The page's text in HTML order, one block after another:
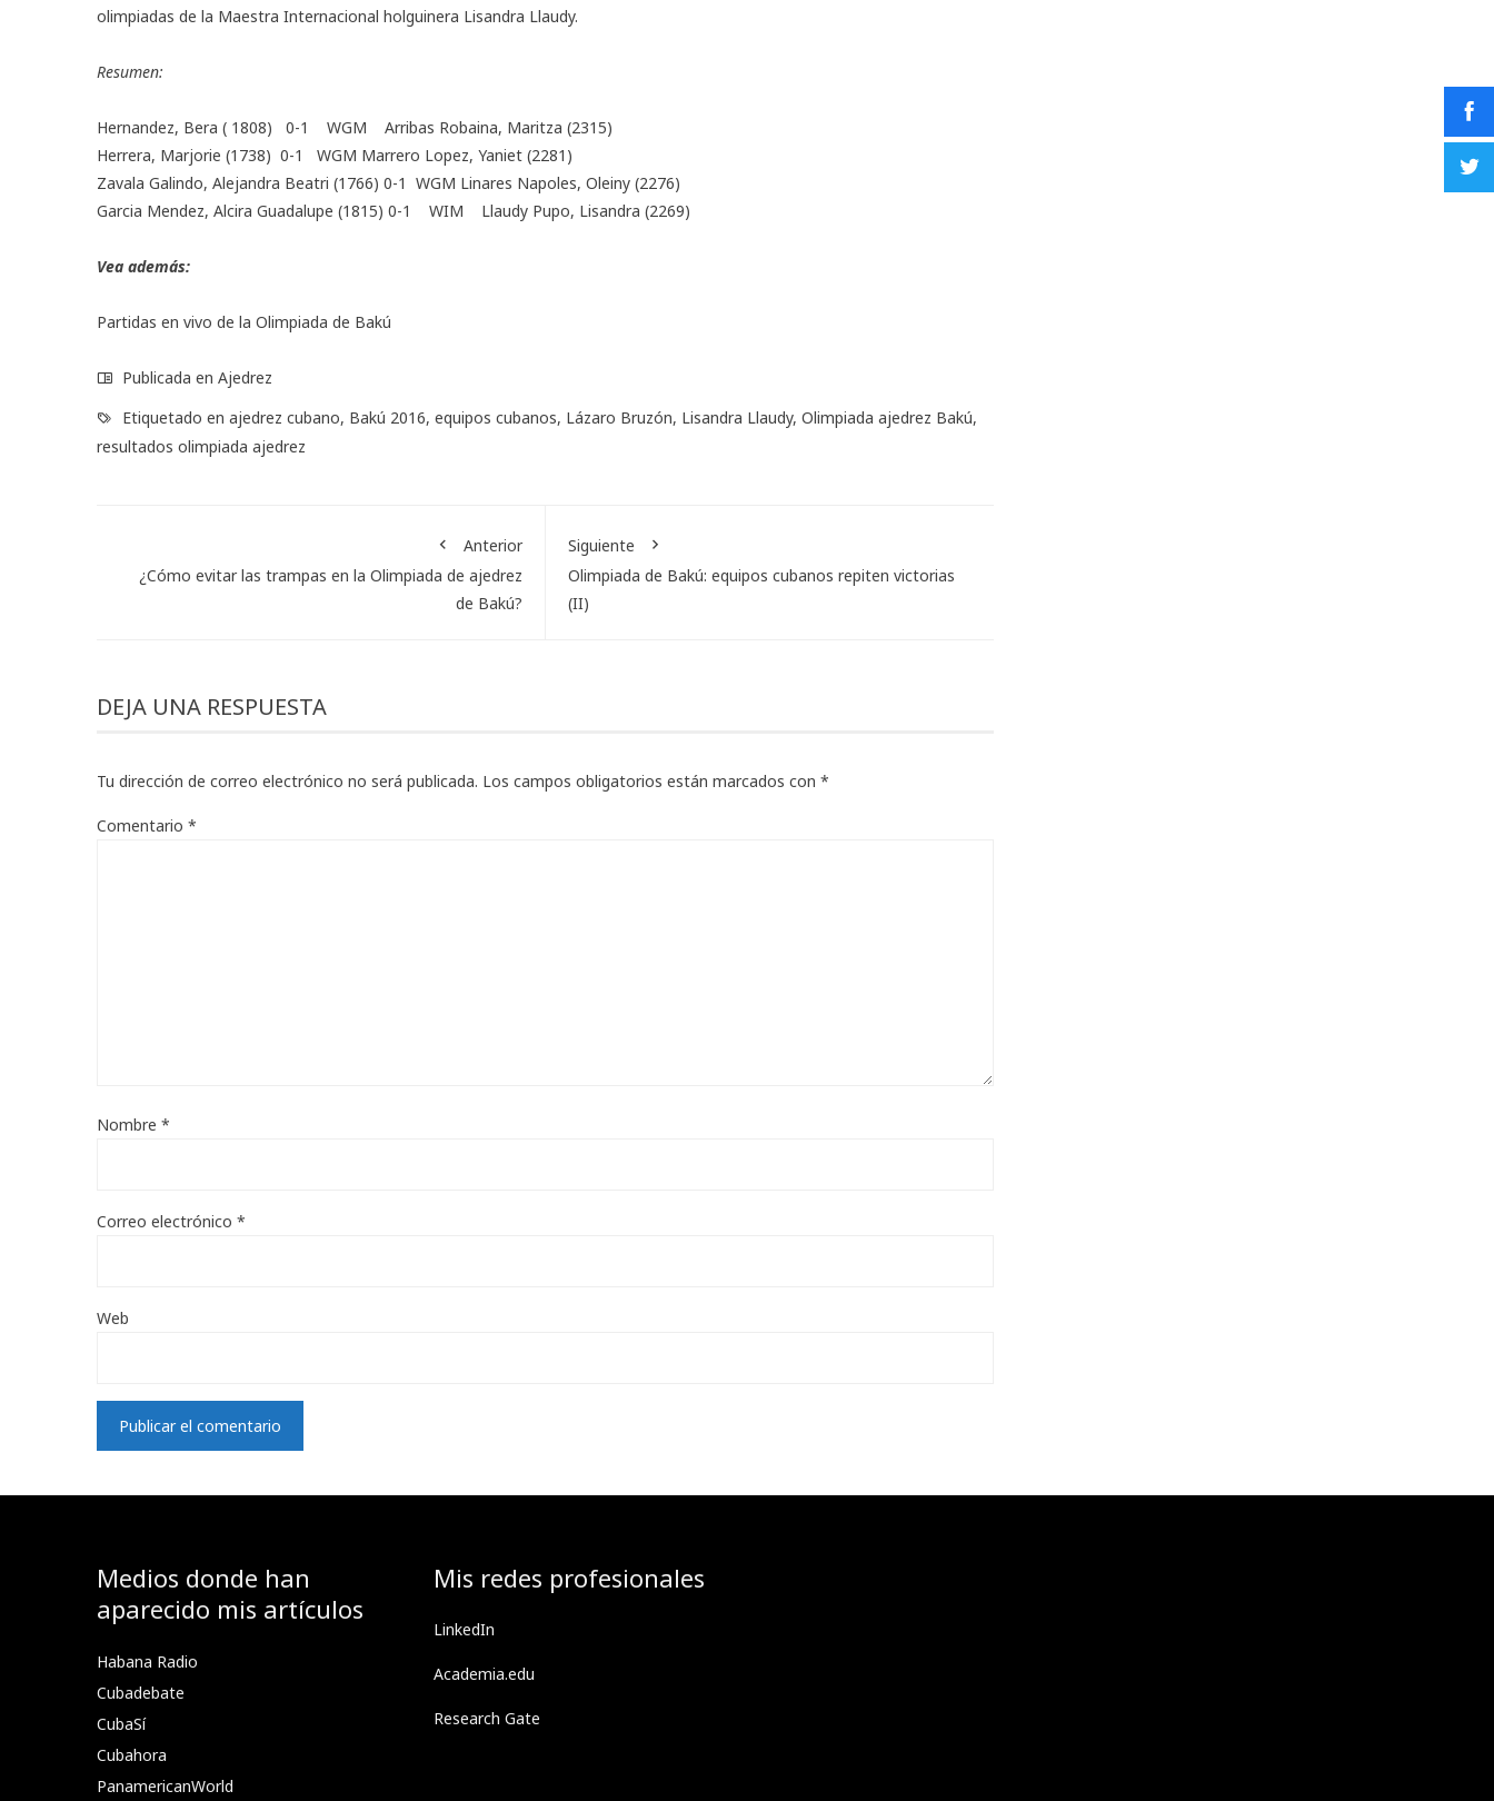
olimpiadas de la Maestra Internacional holguinera Lisandra Llaudy.
Resumen:
Hernandez, Bera ( 1808) 0-1 WGM Arribas Robaina, Maritza (2315)
Herrera, Marjorie (1738) 0-1 WGM Marrero Lopez, Yaniet (2281)
Zavala Galindo, Alejandra Beatri (1766) 0-1 WGM Linares Napoles, Oleiny (2276)
Garcia Mendez, Alcira Guadalupe (1815) 0-1 WIM Llaudy Pupo, Lisandra (2269)
Vea además:
Partidas en vivo de la Olimpiada de Bakú
Publicada en Ajedrez
Etiquetado en ajedrez cubano, Bakú 2016, equipos cubanos, Lázaro Bruzón, Lisandra Llaudy, Olimpiada ajedrez Bakú,
resultados olimpiada ajedrez
Anterior
¿Cómo evitar las trampas en la Olimpiada de ajedrez
de Bakú?
Siguiente
Olimpiada de Bakú: equipos cubanos repiten victorias
(II)
DEJA UNA RESPUESTA
Tu dirección de correo electrónico no será publicada. Los campos obligatorios están marcados con *
Comentario *
Nombre *
Correo electrónico *
Web
Medios donde han
aparecido mis artículos
Habana Radio
Cubadebate
CubaSí
Cubahora
PanamericanWorld
Mis redes profesionales
LinkedIn
Academia.edu
Research Gate